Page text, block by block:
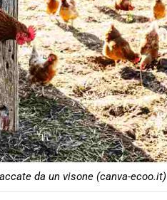
da un visone (canva-ecoo.it)